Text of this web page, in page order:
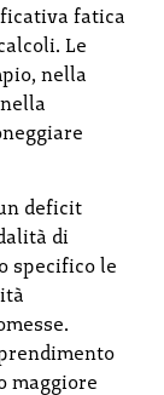
fatica
Le
nella
deficit
di
specifico le
maggiore